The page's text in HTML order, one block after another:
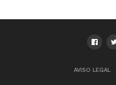
AVISO LEGAL